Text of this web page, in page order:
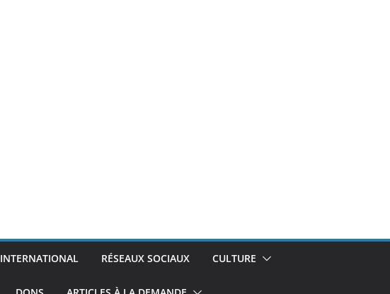
INTERNATIONAL RÉSEAUX SOCIAUX CULTURE